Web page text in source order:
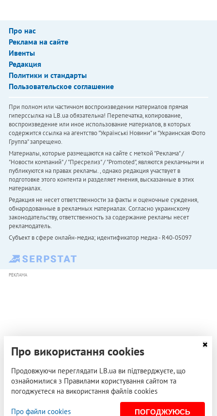
Про нас
Реклама на сайте
Ивенты
Редакция
Политики и стандарты
Пользовательское соглашение
При полном или частичном воспроизведении материалов прямая
гиперссылка на LB.ua обязательна! Перепечатка, копирование,
воспроизведение или иное использование материалов, в которых
содержится ссылка на агентство "Українськi Новини" и "Украинская Фото
Группа" запрещено.
Материалы, которые размещаются на сайте с меткой "Реклама" /
"Новости компаний" / "Пресрелиз" / "Promoted", являются рекламными и
публикуются на правах рекламы. , однако редакция участвует в
подготовке этого контента и разделяет мнения, высказанные в этих
материалах.
Редакция не несет ответственности за факты и оценочные суждения,
обнародованные в рекламных материалах. Согласно украинскому
законодательству, ответственность за содержание рекламы несет
рекламодатель.
Субъект в сфере онлайн-медиа; идентификатор медиа - R40-05097
РЕКЛАМА
Про використання cookies
Продовжуючи переглядати LB.ua ви підтверджуєте, що
ознайомилися з Правилами користування сайтом та
погоджуєтеся на використання файлів cookies
Про файли cookies ПОГОДЖУЮСЬ